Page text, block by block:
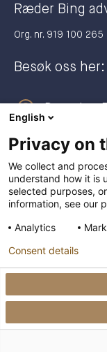
Ræder Bing
Org. nr. 919 100 265
Besøk oss her:
Postboks
0230 Oslo
+47 23 27
English
Privacy on
We collect and
understand how it is
selected purposes,
information, see our
Analytics
Consent details